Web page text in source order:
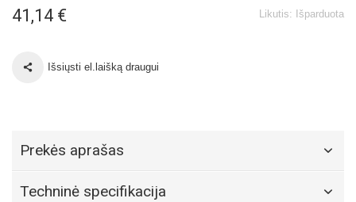
Likutis: Išparduota
41,14 €
Išsiųsti el.laišką draugui
Prekės aprašas
Techninė specifikacija